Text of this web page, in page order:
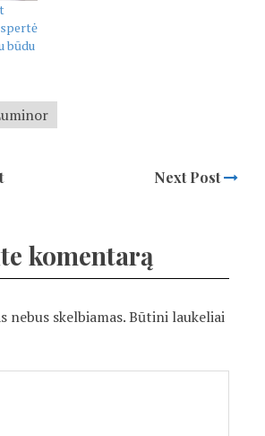
būdu
Next Post
komentarą
nebus skelbiamas.Būtini laukeliai